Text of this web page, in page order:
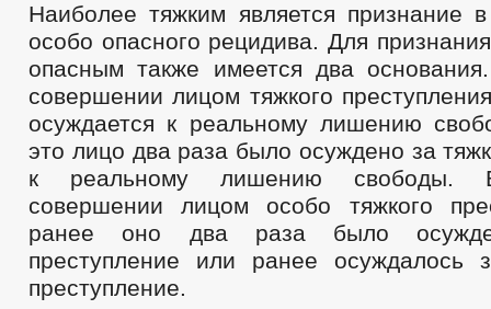
Наиболее тяжким является признание
особо опасного рецидива. Для
опасным также имеется два
совершении лицом тяжкого
осуждается к реальному лишению
это лицо два раза было осуждено за
к реальному лишению свободы.
совершении лицом особо тяжкого
ранее оно два раза было
преступление или ранее осуждалось
преступление.